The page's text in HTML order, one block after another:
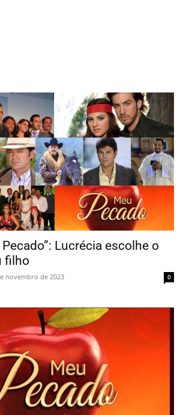
Lucrécia escolhe o
filho
novembro de 2023 0